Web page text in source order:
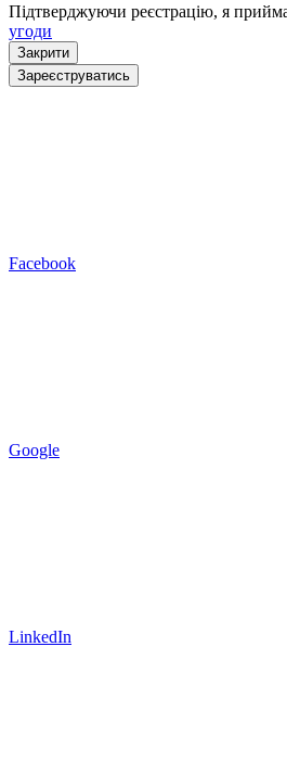
Підтверджуючи реєстрацію, я
угоди
Закрити
Зареєструватись
Facebook
Google
LinkedIn